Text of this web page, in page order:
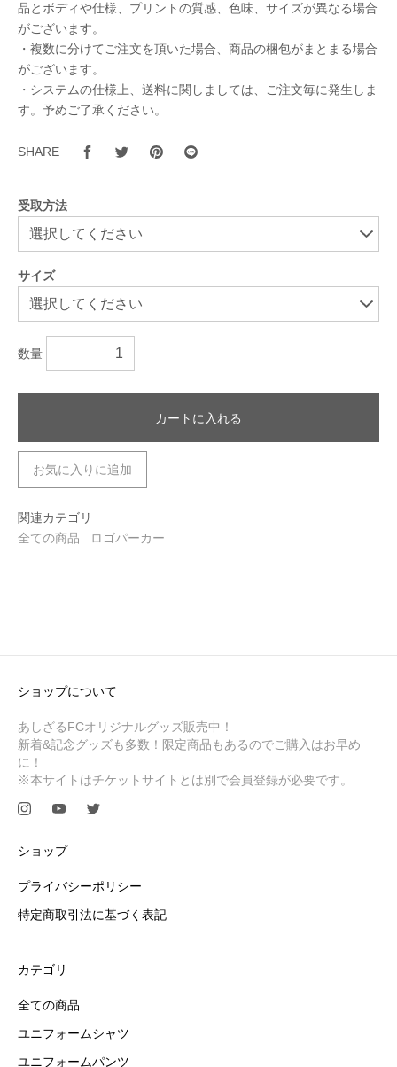
品とボディや仕様、プリントの質感、色味、サイズが異なる場合
がございます。
・複数に分けてご注文を頂いた場合、商品の梱包がまとまる場合
がございます。
・システムの仕様上、送料に関しましては、ご注文毎に発生しま
す。予めご了承ください。
SHARE
受取方法
サイズ
数量
カートに入れる
お気に入りに追加
関連カテゴリ
全ての商品
ロゴパーカー
ショップについて
あしざるFCオリジナルグッズ販売中！
新着&記念グッズも多数！限定商品もあるのでご購入はお早め
に！
※本サイトはチケットサイトとは別で会員登録が必要です。
ショップ
プライバシーポリシー
特定商取引法に基づく表記
カテゴリ
全ての商品
ユニフォームシャツ
ユニフォームパンツ